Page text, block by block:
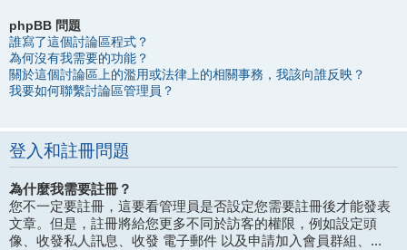
phpBB 問題
誰寫了這個討論區程式？
為何沒有我需要的功能？
關於這個討論區上的濫用或法律上的相關事務，我該向誰反映？
我要如何聯繫討論區管理員？
登入和註冊問題
為什麼我需要註冊？
您不一定要註冊，這要看管理員是否設定您需要註冊後才能發表
文章。但是，註冊將給您更多不同於訪客的權限，例如設定頭
像、收發私人訊息、收發 電子郵件 以及申請加入會員群組、...